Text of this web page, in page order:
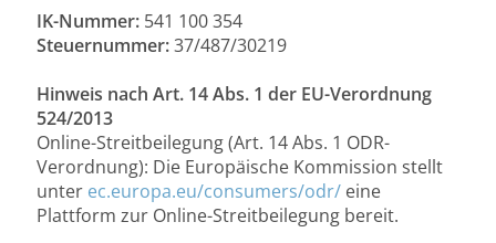
IK-Nummer: 541 100 354
Steuernummer:37/487/30219
Hinweis nach Art. 14 Abs. 1 der EU-Verordnung
524/2013
Online-Streitbeilegung (Art. 14 Abs. 1 ODR-
Verordnung): Die Europäische Kommission stellt
unter ec.europa.eu/consumers/odr/ eine
Plattform zur Online-Streitbeilegung bereit.